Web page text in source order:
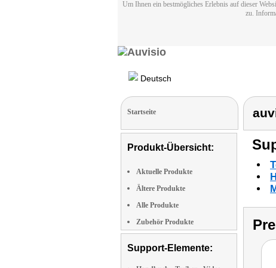
Um Ihnen ein bestmögliches Erlebnis auf dieser
zu.
Deutsch
Startseite
Produkt-Übersicht:
Aktuelle Produkte
Ältere Produkte
Alle Produkte
Zubehör Produkte
Support-Elemente: